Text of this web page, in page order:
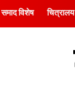
समाद विशेष चित्रालय